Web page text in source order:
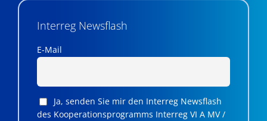
Interreg Newsflash
E-Mail
Ja, senden Sie mir den Interreg Newsflash
des Kooperationsprogramms Interreg VI A MV /